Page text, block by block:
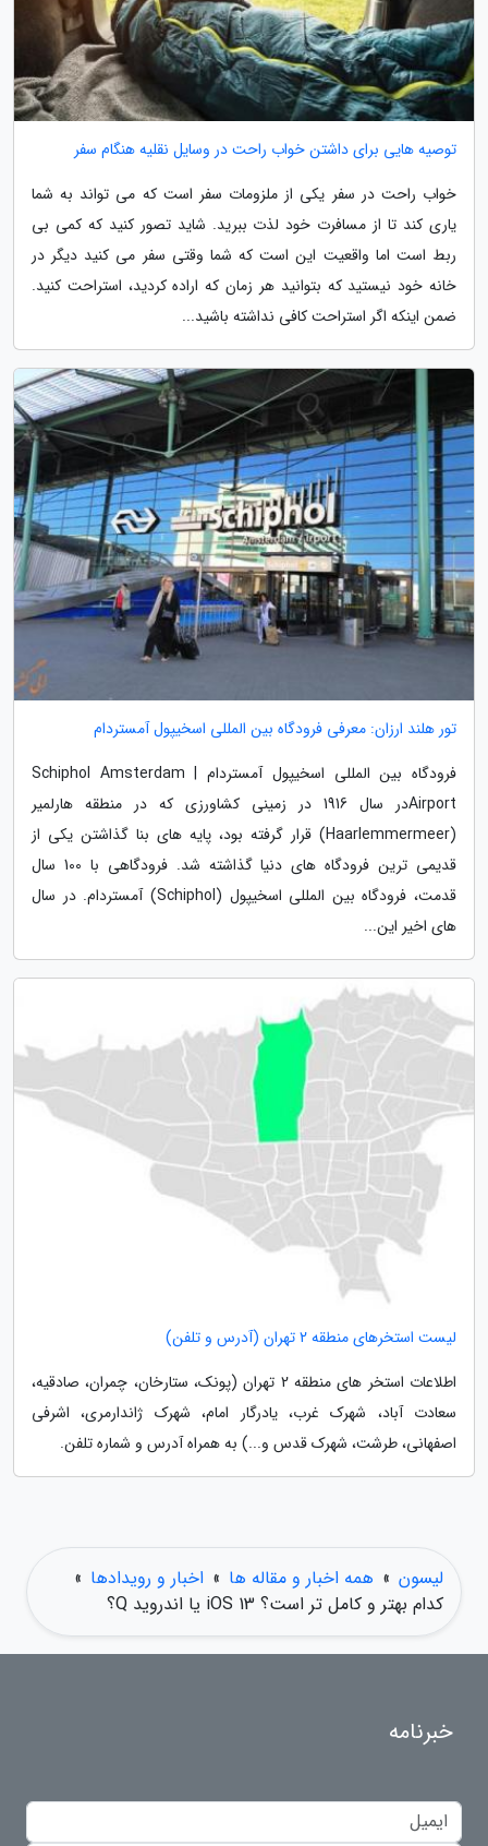
توصیه هایی برای داشتن خواب راحت در وسایل نقلیه هنگام سفر
خواب راحت در سفر یکی از ملزومات سفر است که می تواند به شما
یاری کند تا از مسافرت خود لذت ببرید. شاید تصور کنید که کمی بی
ربط است اما واقعیت این است که شما وقتی سفر می کنید دیگر در
خانه خود نیستید که بتوانید هر زمان که اراده کردید، استراحت کنید.
ضمن اینکه اگر استراحت کافی نداشته باشید...
تور هلند ارزان: معرفی فرودگاه بین المللی اسخیپول آمستردام
فرودگاه بین المللی اسخیپول آمستردام | Schiphol Amsterdam
Airportدر سال 1916 در زمینی کشاورزی که در منطقه هارلمیر
(Haarlemmermeer) قرار گرفته بود، پایه های بنا گذاشتن یکی از
قدیمی ترین فرودگاه های دنیا گذاشته شد. فرودگاهی با 100 سال
قدمت، فرودگاه بین المللی اسخیپول (Schiphol) آمستردام. در سال
های اخیر این...
لیست استخرهای منطقه 2 تهران (آدرس و تلفن)
اطلاعات استخر های منطقه 2 تهران (پونک، ستارخان، چمران، صادقیه،
سعادت آباد، شهرک غرب، یادرگار امام، شهرک ژاندارمری، اشرفی
اصفهانی، طرشت، شهرک قدس و...) به همراه آدرس و شماره تلفن.
لیسون » همه اخبار و مقاله ها » اخبار و رویدادها »
کدام بهتر و کامل تر است؟ iOS 13 یا اندروید Q؟
خبرنامه